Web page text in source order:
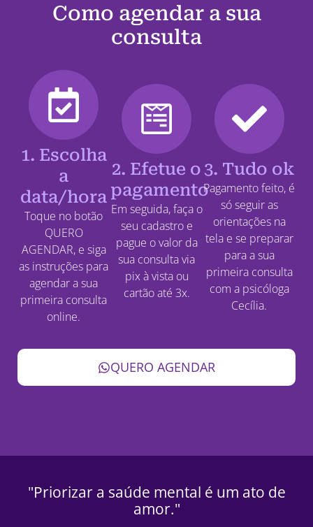
Como agendar a sua
consulta
1. Escolha
a
data/hora
Toque no botão
QUERO
AGENDAR, e siga
as instruções para
agendar a sua
primeira consulta
online.
2. Efetue o
pagamento
Em seguida, faça o
seu cadastro e
pague o valor da
sua consulta via
pix à vista ou
cartão até 3x.
3. Tudo ok
Pagamento feito, é
só seguir as
orientações na
tela e se preparar
para a sua
primeira consulta
com a psicóloga
Cecília.
QUERO AGENDAR
"Priorizar a saúde mental é um ato de
amor."